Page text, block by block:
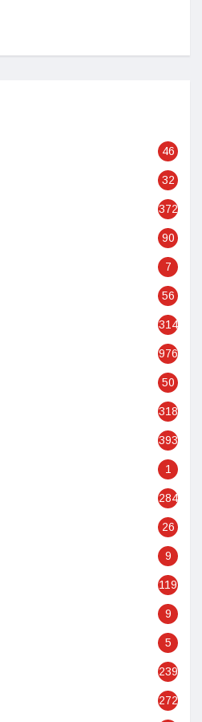
46
32
372
90
7
56
314
976
50
318
393
1
284
26
9
119
9
5
239
272